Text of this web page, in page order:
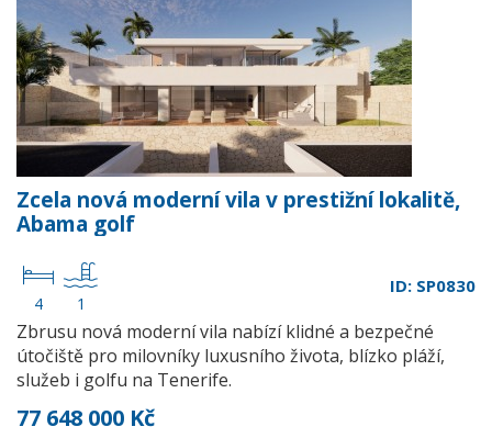
Zcela nová moderní vila v prestižní lokalitě,
Abama golf
4 1
ID: SP0830
Zbrusu nová moderní vila nabízí klidné a bezpečné
útočiště pro milovníky luxusního života, blízko pláží,
služeb i golfu na Tenerife.
77 648 000 Kč